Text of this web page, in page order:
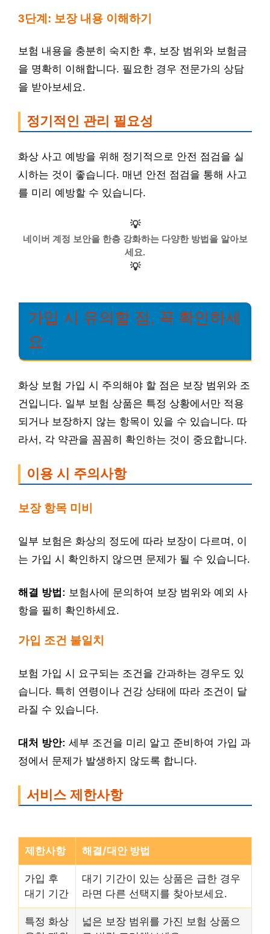
3단계: 보장 내용 이해하기
보험 내용을 충분히 숙지한 후, 보장 범위와 보험금
을 명확히 이해합니다. 필요한 경우 전문가의 상담
을 받아보세요.
정기적인 관리 필요성
화상 사고 예방을 위해 정기적으로 안전 점검을 실
시하는 것이 좋습니다. 매년 안전 점검을 통해 사고
를 미리 예방할 수 있습니다.
💡
네이버 계정 보안을 한층 강화하는 다양한 방법을 알아보
세요.
💡
가입 시 유의할 점, 꼭 확인하세
요
화상 보험 가입 시 주의해야 할 점은 보장 범위와 조
건입니다. 일부 보험 상품은 특정 상황에서만 적용
되거나 보장하지 않는 항목이 있을 수 있습니다. 따
라서, 각 약관을 꼼꼼히 확인하는 것이 중요합니다.
이용 시 주의사항
보장 항목 미비
일부 보험은 화상의 정도에 따라 보장이 다르며, 이
는 가입 시 확인하지 않으면 문제가 될 수 있습니다.
해결 방법: 보험사에 문의하여 보장 범위와 예외 사
항을 필히 확인하세요.
가입 조건 불일치
보험 가입 시 요구되는 조건을 간과하는 경우도 있
습니다. 특히 연령이나 건강 상태에 따라 조건이 달
라질 수 있습니다.
대처 방안: 세부 조건을 미리 알고 준비하여 가입 과
정에서 문제가 발생하지 않도록 합니다.
서비스 제한사항
제한사항 해결/대안 방법
가입 후
대기 기간
대기 기간이 있는 상품은 급한 경우
라면 다른 선택지를 찾아보세요.
특정 화상
넓은 보장 범위를 가진 보험 상품으